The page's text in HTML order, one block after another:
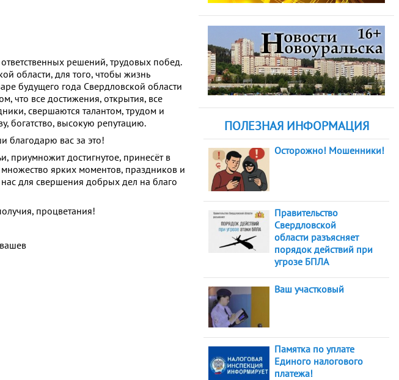
решений, трудовых побед.
области, для того, чтобы жизнь
будущего года Свердловской области
что все достижения, открытия, все
свершаются талантом, трудом и
богатство, высокую репутацию.
благодарю вас за это!
приумножит достигнутое, принесёт в
ярких моментов, праздников и
для свершения добрых дел на благо
процветания!
ПОЛЕЗНАЯ ИНФОРМАЦИЯ
Осторожно! Мошенники!
Правительство
Свердловской
области разъясняет
порядок действий при
угрозе БПЛА
Ваш участковый
Памятка по уплате
Единого налогового
платежа!